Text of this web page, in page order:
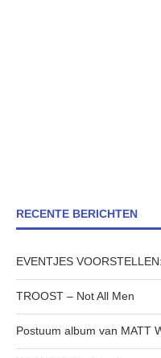
RECENTE BERICHTEN
EVENTJES
TROOST – Not All Men
Postuum album van MATT